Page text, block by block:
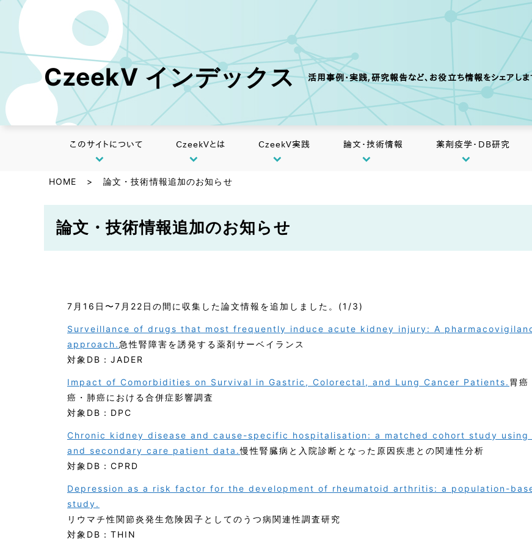
CzeekV インデックス 活用事例・実践,研究報告など、お役立ち情報をシェアしま
このサイトについて CzeekVとは CzeekV実践 論文・技術情報 薬剤疫学・DB研究
HOME > 論文・技術情報追加のお知らせ
論文・技術情報追加のお知らせ
7月16日〜7月22日の間に収集した論文情報を追加しました。(1/3)
Surveillance of drugs that most frequently induce acute kidney injury: A
approach.急性腎障害を誘発する薬剤サーベイランス
対象DB：JADER
Impact of Comorbidities on Survival in Gastric, Colorectal, and Lung Cancer Patients. 胃癌
癌・肺癌における合併症影響調査
対象DB：DPC
Chronic kidney disease and cause-specific hospitalisation: a matched cohort study using
and secondary care patient data.慢性腎臓病と入院診断となった原因疾患との関連性分析
対象DB：CPRD
Depression as a risk factor for the development of rheumatoid arthritis: a population-
study.
リウマチ性関節炎発生危険因子としてのうつ病関連性調査研究
対象DB：THIN